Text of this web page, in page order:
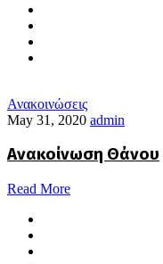
Ανακοινώσεις
May 31, 2020 admin
Ανακοίνωση Θάνου
Read More